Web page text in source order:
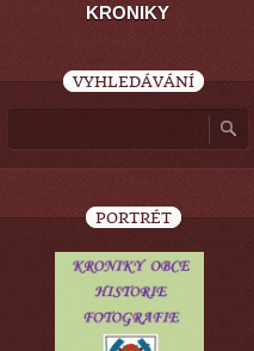
KRONIKY
VYHLEDÁVÁNÍ
PORTRÉT